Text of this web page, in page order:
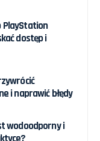
PlayStation
dostęp i
i naprawić błędy
wodoodporny i